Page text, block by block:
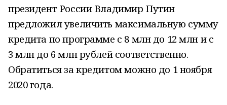
президент России Владимир Путин
предложил увеличить максимальную сумму
кредита по программе с 8 млн до 12 млн и с
3 млн до 6 млн рублей соответственно.
Обратиться за кредитом можно до 1 ноября
2020 года.